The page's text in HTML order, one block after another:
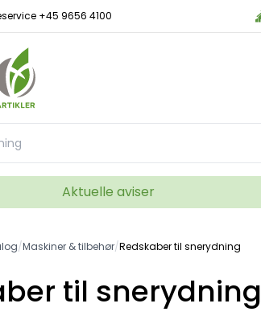
+45 9656 4100
Aktuelle aviser
/Maskiner & tilbehør/Redskaber til snerydning
til snerydning